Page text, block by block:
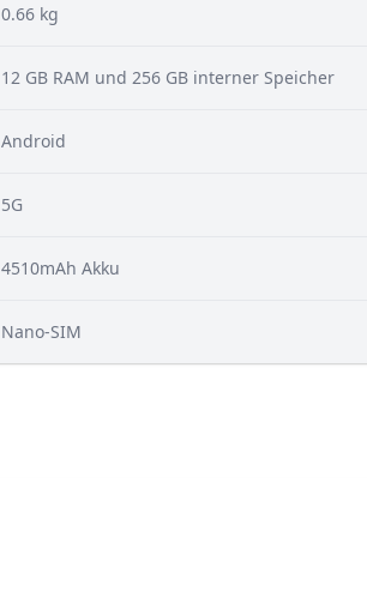
0.66 kg
12 GB RAM und 256 GB interner Speicher
Android
5G
4510mAh Akku
Nano-SIM